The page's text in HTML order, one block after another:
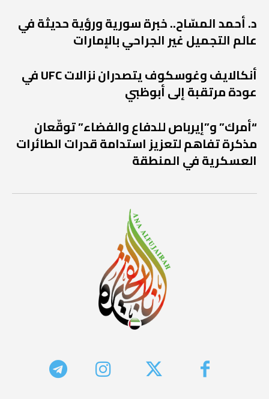
د. أحمد المسّاح.. خبرة سورية ورؤية حديثة في
عالم التجميل غير الجراحي بالإمارات
أنكالايف وغوسكوف يتصدران نزالات UFC في
عودة مرتقبة إلى أبوظبي
“أمرك” و”إيرباص للدفاع والفضاء” توقّعان
مذكرة تفاهم لتعزيز استدامة قدرات الطائرات
العسكرية في المنطقة